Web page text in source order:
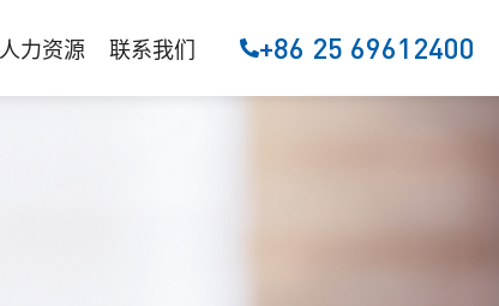
人力资源 联系我们 +86 25 69612400